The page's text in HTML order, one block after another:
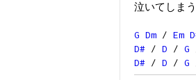
泣いてしま
G Dm / Em
D# / D / G
D# / D / G